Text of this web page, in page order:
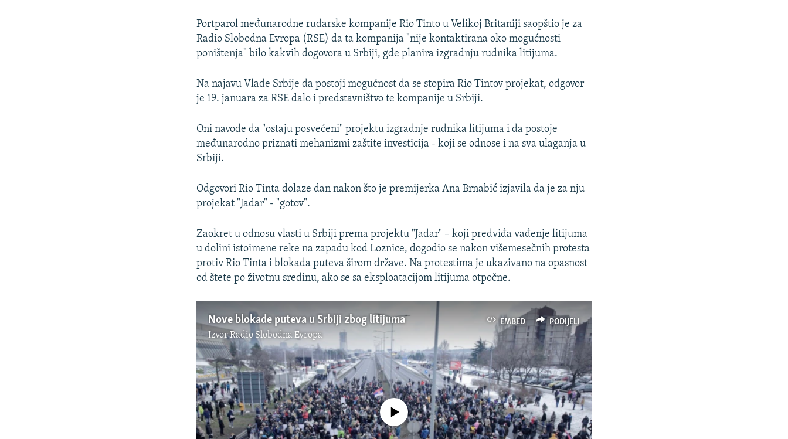
Portparol međunarodne rudarske kompanije Rio Tinto u Velikoj Britaniji saopštio je za
Radio Slobodna Evropa (RSE) da ta kompanija "nije kontaktirana oko mogućnosti
poništenja" bilo kakvih dogovora u Srbiji, gde planira izgradnju rudnika litijuma.
Na najavu Vlade Srbije da postoji mogućnost da se stopira Rio Tintov projekat, odgovor
je 19. januara za RSE dalo i predstavništvo te kompanije u Srbiji.
Oni navode da "ostaju posvećeni" projektu izgradnje rudnika litijuma i da postoje
međunarodno priznati mehanizmi zaštite investicija - koji se odnose i na sva ulaganja u
Srbiji.
Odgovori Rio Tinta dolaze dan nakon što je premijerka Ana Brnabić izjavila da je za nju
projekat "Jadar" - "gotov".
Zaokret u odnosu vlasti u Srbiji prema projektu "Jadar" – koji predviđa vađenje litijuma
u dolini istoimene reke na zapadu kod Loznice, dogodio se nakon višemesečnih protesta
protiv Rio Tinta i blokada puteva širom države. Na protestima je ukazivano na opasnost
od štete po životnu sredinu, ako se sa eksploatacijom litijuma otpočne.
EMBED PODIJELI
Nove blokade puteva u Srbiji zbog litijuma
IzvorRadio Slobodna Evropa
No media source currently available